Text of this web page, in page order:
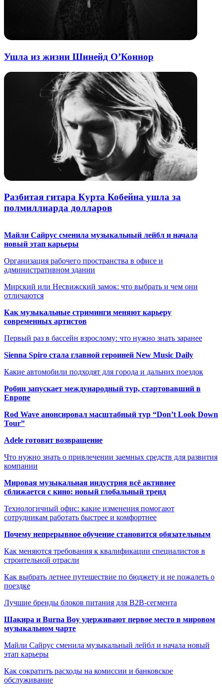
Ушла из жизни Шинейд О’Коннор
Разбитая гитара Курта Кобейна ушла за
полмиллиарда долларов
Майли Сайрус сменила музыкальный лейбл и начала
новый этап карьеры
Организация рабочего пространства в офисе и
административном здании
Мирский или Несвижский замок: что выбрать и чем они
отличаются
Как музыкальные стриминги меняют карьеру
современных артистов
Первый раз в бассейн взрослому: что нужно знать заранее
Sienna Spiro стала главной героиней New Music Daily
Какие автомобили подходят для города и дальних поездок
Робин запускает международный тур, стартовавший в
Европе
Rod Wave анонсировал масштабный тур “Don’t Look Down
Tour”
Adele готовит возвращение
Что нужно знать о привлечении заемных средств для развития
компании
Мировая музыкальная индустрия всё активнее
сближается с кино: новый глобальный тренд
Технологичный офис: какие изменения помогают
сотрудникам работать быстрее и комфортнее
Почему непрерывное обучение становится обязательным
Как меняются требования к квалификации специалистов в
строительной отрасли
Как выбрать летнее путешествие по бюджету и не пожалеть о
поездке
Лучшие бренды блоков питания для B2B-сегмента
Шакира и Burna Boy удерживают первое место в мировом
музыкальном чарте
Майли Сайрус сменила музыкальный лейбл и начала новый
этап карьеры
Как сократить расходы на комиссии и банковское
обслуживание